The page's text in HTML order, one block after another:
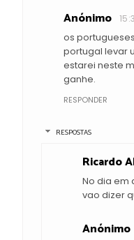
Anónimo
os
portugal levar
estarei neste
ganhe.
RESPONDER
RESPOSTAS
Ricardo
No dia em
vao dizer
Anónimo